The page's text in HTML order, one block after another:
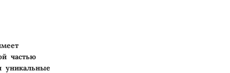
частью
уникальные